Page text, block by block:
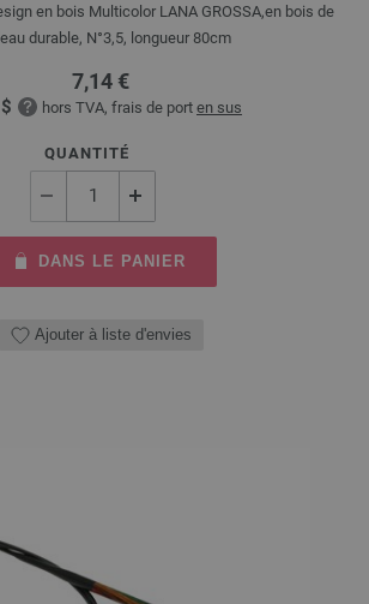
en bois Multicolor LANA GROSSA,en bois de
durable, N°3,5, longueur 80cm
7,14 €
hors TVA, frais de port en sus
QUANTITÉ
DANS LE PANIER
Ajouter à liste d'envies